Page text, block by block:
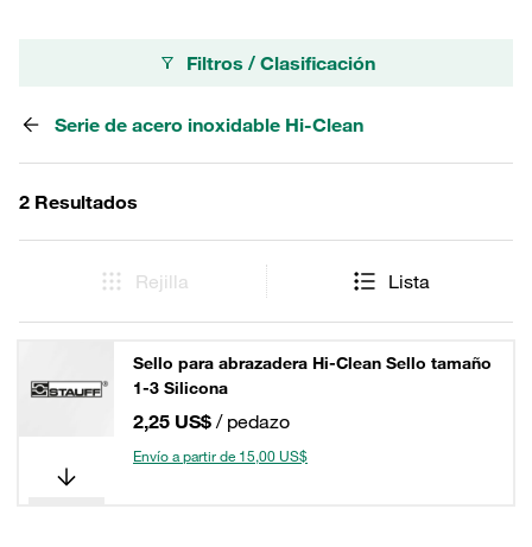
Filtros / Clasificación
Serie de acero inoxidable Hi-Clean
2 Resultados
Rejilla Lista
Sello para abrazadera Hi-Clean Sello tamaño
1-3 Silicona
2,25 US$ / pedazo
Envío a partir de 15,00 US$